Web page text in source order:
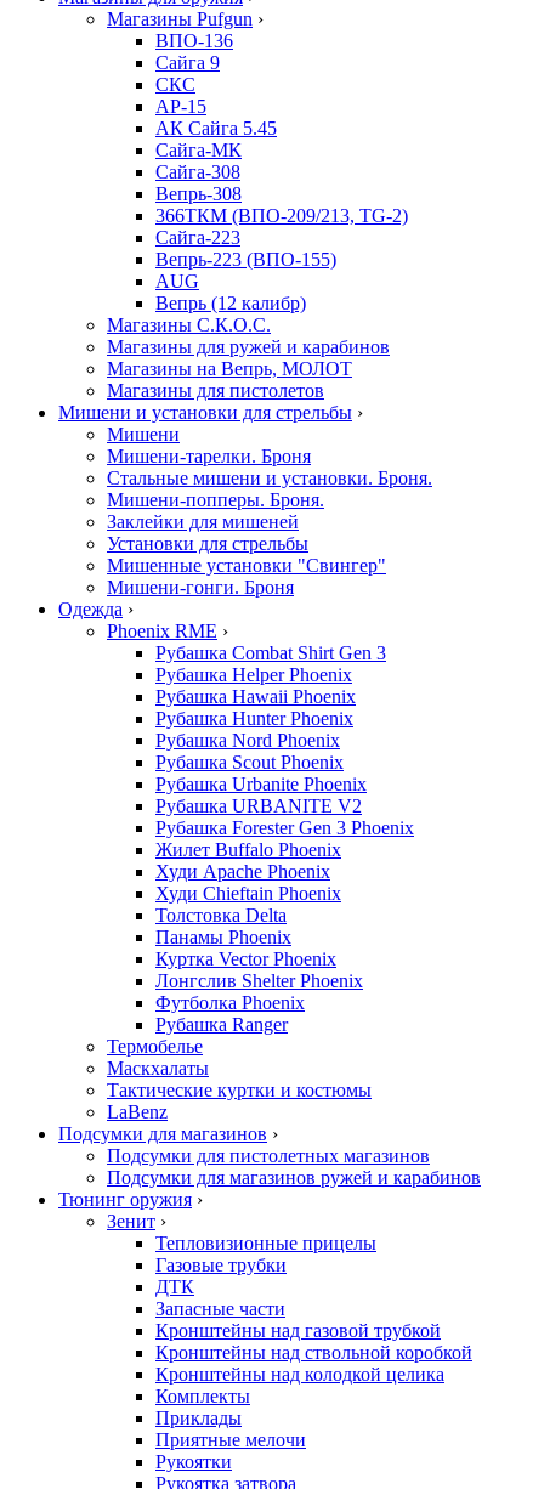
Магазины Pufgun ›
ВПО-136
Сайга 9
СКС
АР-15
АК Сайга 5.45
Сайга-МК
Сайга-308
Вепрь-308
366ТКМ (ВПО-209/213, TG-2)
Сайга-223
Вепрь-223 (ВПО-155)
AUG
Вепрь (12 калибр)
Магазины С.К.О.С.
Магазины для ружей и карабинов
Магазины на Вепрь, МОЛОТ
Магазины для пистолетов
Мишени и установки для стрельбы ›
Мишени
Мишени-тарелки. Броня
Стальные мишени и установки. Броня.
Мишени-попперы. Броня.
Заклейки для мишеней
Установки для стрельбы
Мишенные установки "Свингер"
Мишени-гонги. Броня
Одежда ›
Phoenix RME ›
Рубашка Combat Shirt Gen 3
Рубашка Helper Phoenix
Рубашка Hawaii Phoenix
Рубашка Hunter Phoenix
Рубашка Nord Phoenix
Рубашка Scout Phoenix
Рубашка Urbanite Phoenix
Рубашка URBANITE V2
Рубашка Forester Gen 3 Phoenix
Жилет Buffalo Phoenix
Худи Apache Phoenix
Худи Chieftain Phoenix
Толстовка Delta
Панамы Phoenix
Куртка Vector Phoenix
Лонгслив Shelter Phoenix
Футболка Phoenix
Рубашка Ranger
Термобелье
Маскхалаты
Тактические куртки и костюмы
LaBenz
Подсумки для магазинов ›
Подсумки для пистолетных магазинов
Подсумки для магазинов ружей и карабинов
Тюнинг оружия ›
Зенит ›
Тепловизионные прицелы
Газовые трубки
ДТК
Запасные части
Кронштейны над газовой трубкой
Кронштейны над ствольной коробкой
Кронштейны над колодкой целика
Комплекты
Приклады
Приятные мелочи
Рукоятки
Рукоятка затвора